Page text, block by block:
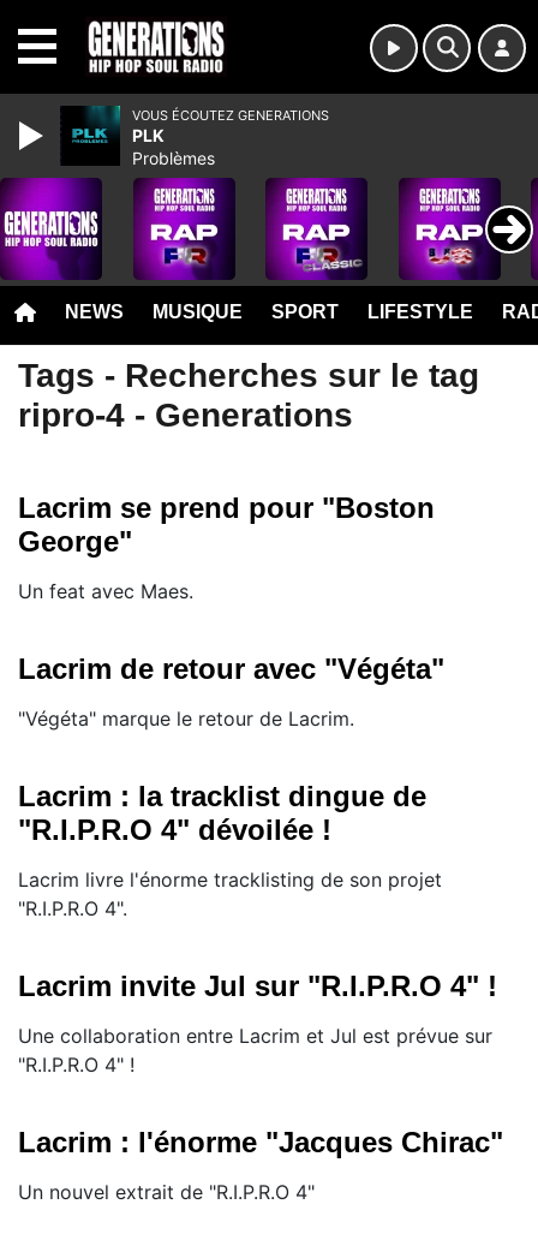
NEWS MUSIQUE SPORT LIFESTYLE
Tags - Recherches sur le tag
ripro-4 - Generations
Lacrim se prend pour "Boston
George"
Un feat avec Maes.
Lacrim de retour avec "Végéta"
"Végéta" marque le retour de Lacrim.
Lacrim : la tracklist dingue de
"R.I.P.R.O 4" dévoilée !
Lacrim livre l'énorme tracklisting de son projet
"R.I.P.R.O 4".
Lacrim invite Jul sur "R.I.P.R.O 4" !
Une collaboration entre Lacrim et Jul est prévue sur
"R.I.P.R.O 4" !
Lacrim : l'énorme "Jacques Chirac"
Un nouvel extrait de "R.I.P.R.O 4"
VOUS ÉCOUTEZ GENERATIONS
PLK
Problèmes